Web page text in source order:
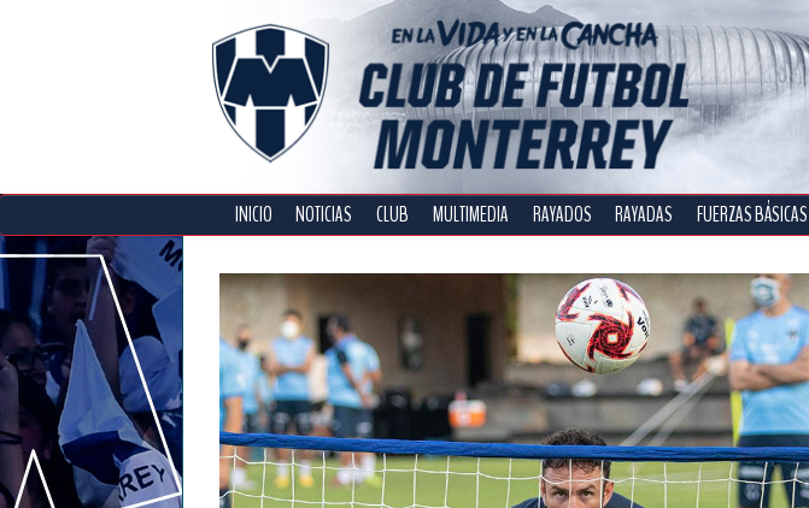
INICIO NOTICIAS CLUB MULTIMEDIA RAYADOS RAYADAS FUERZAS BÁSICAS